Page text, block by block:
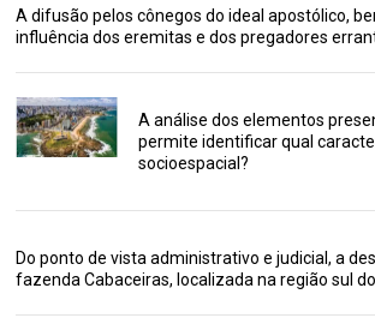
A difusão pelos cônegos do ideal apostólico,
influência dos eremitas e dos pregadores
A análise dos elementos
permite identificar qual
socioespacial?
Do ponto de vista administrativo e judicial, a
fazenda Cabaceiras, localizada na região sul